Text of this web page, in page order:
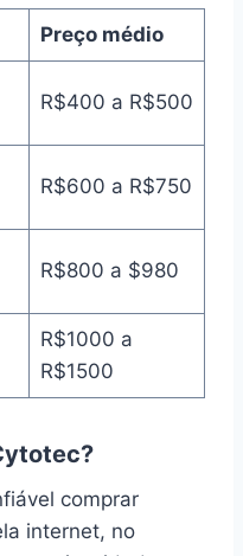
Preço médio
R$400 a R$500
R$600 a R$750
R$800 a $980
R$1000 a
R$1500
comprar
internet, no